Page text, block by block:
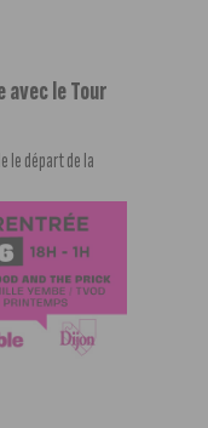
avec le Tour
le départ de la